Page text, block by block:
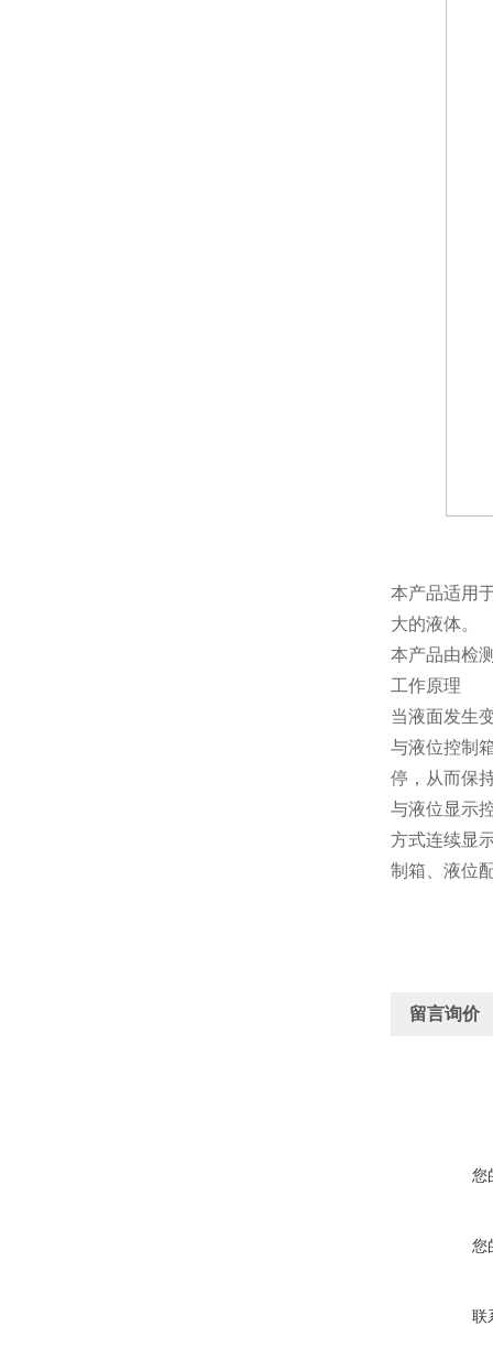
本产品适用
大的液体。
本产品由检
工作原理
当液面发生
与液位控制
停，从而保
与液位显示
方式连续显
制箱、液位
留言询价
您
您
联